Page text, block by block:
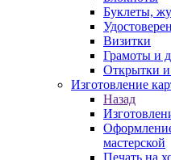
Буклеты,
Визитки
Грамоты и
Открытки
Изготовление
Назад
мастерской
Печать на